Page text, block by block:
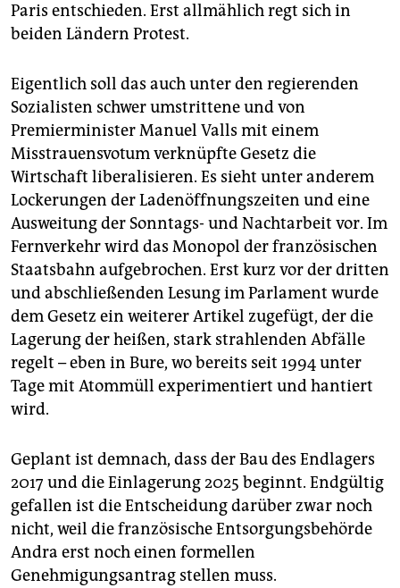
Paris entschieden. Erst allmählich regt sich in
beiden Ländern Protest.
Eigentlich soll das auch unter den regierenden
Sozialisten schwer umstrittene und von
Premierminister Manuel Valls mit einem
Misstrauensvotum verknüpfte Gesetz die
Wirtschaft liberalisieren. Es sieht unter anderem
Lockerungen der Ladenöffnungszeiten und eine
Ausweitung der Sonntags- und Nachtarbeit vor. Im
Fernverkehr wird das Monopol der französischen
Staatsbahn aufgebrochen. Erst kurz vor der dritten
und abschließenden Lesung im Parlament wurde
dem Gesetz ein weiterer Artikel zugefügt, der die
Lagerung der heißen, stark strahlenden Abfälle
regelt – eben in Bure, wo bereits seit 1994 unter
Tage mit Atommüll experimentiert und hantiert
wird.
Geplant ist demnach, dass der Bau des Endlagers
2017 und die Einlagerung 2025 beginnt. Endgültig
gefallen ist die Entscheidung darüber zwar noch
nicht, weil die französische Entsorgungsbehörde
Andra erst noch einen formellen
Genehmigungsantrag stellen muss.